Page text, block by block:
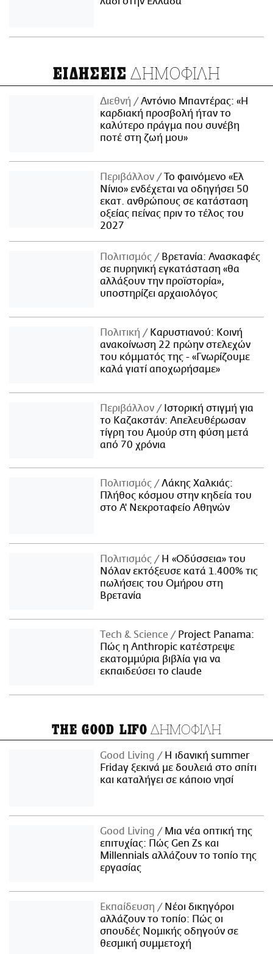
ΕΙΔΗΣΕΙΣ ΔΗΜΟΦΙΛΗ
Διεθνή
Αντόνιο Μπαντέρας: «Η
καρδιακή προσβολή ήταν το
καλύτερο πράγμα που συνέβη
ποτέ στη ζωή μου»
Περιβάλλον
Το φαινόμενο «Ελ
Νίνιο» ενδέχεται να οδηγήσει 50
εκατ. ανθρώπους σε κατάσταση
οξείας πείνας πριν το τέλος του
2027
Πολιτισμός
Βρετανία: Ανασκαφές
σε πυρηνική εγκατάσταση «θα
αλλάξουν την προϊστορία»,
υποστηρίζει αρχαιολόγος
Πολιτική
Καρυστιανού: Κοινή
ανακοίνωση 22 πρώην στελεχών
του κόμματός της - «Γνωρίζουμε
καλά γιατί αποχωρήσαμε»
Περιβάλλον
Ιστορική στιγμή για
το Καζακστάν: Απελευθέρωσαν
τίγρη του Αμούρ στη φύση μετά
από 70 χρόνια
Πολιτισμός
Λάκης Χαλκιάς:
Πλήθος κόσμου στην κηδεία του
στο Α' Νεκροταφείο Αθηνών
Πολιτισμός
Η «Οδύσσεια» του
Νόλαν εκτόξευσε κατά 1.400% τις
πωλήσεις του Ομήρου στη
Βρετανία
Τech & Science
Project Panama:
Πώς η Anthropic κατέστρεψε
εκατομμύρια βιβλία για να
εκπαιδεύσει το claude
THE GOOD LIFO ΔΗΜΟΦΙΛΗ
Good Living
Η ιδανική summer
Friday ξεκινά με δουλειά στο σπίτι
και καταλήγει σε κάποιο νησί
Good Living
Μια νέα οπτική της
επιτυχίας: Πώς Gen Zs και
Millennials αλλάζουν το τοπίο της
εργασίας
Εκπαίδευση
Νέοι δικηγόροι
αλλάζουν το τοπίο: Πώς οι
σπουδές Νομικής οδηγούν σε
θεσμική συμμετοχή